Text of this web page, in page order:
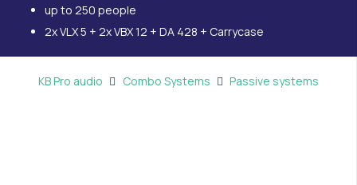
up to 250 people
2x VLX 5 + 2x VBX 12 + DA 428 + Carrycase
KB Pro audio Combo Systems Passive systems